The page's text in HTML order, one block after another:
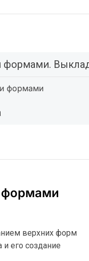
формами.
формами
формами
верхних форм
его создание